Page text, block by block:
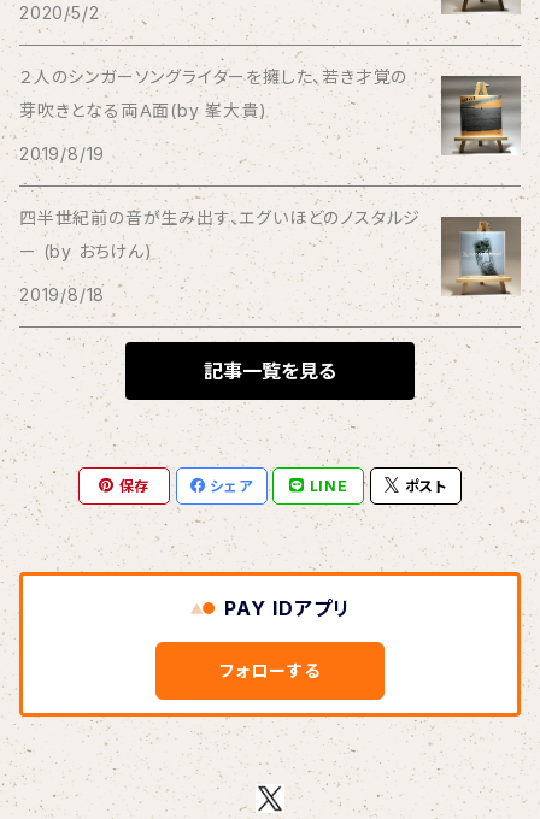
BBBBBBB
The BEG
The Beths
THE BLACK SHANSONS
BLONDnewHALF
Blondy
BOAR HUNTER
bud&harbor
Bulbs Of Passion
B玉
Calme Adiction
2020/5/2
２人のシンガーソングライターを擁した、若き才覚の
芽吹きとなる両Ａ面(by 峯大貴)
2019/8/19
四半世紀前の音が生み出す、エグいほどのノスタルジ
ー (by おちけん)
2019/8/18
記事一覧を見る
保存 シェア LINE ポスト
PAY IDアプリ
フォローする